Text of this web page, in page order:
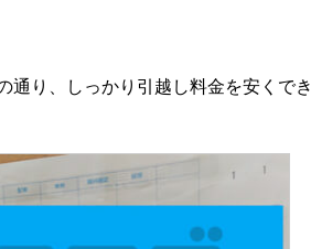
通り、しっかり引越し料金を安くでき